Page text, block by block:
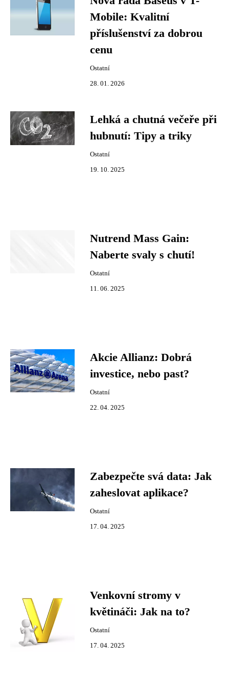
Mobile: Kvalitní
příslušenství za dobrou
cenu
Ostatní
28. 01. 2026
Lehká a chutná večeře při
hubnutí: Tipy a triky
Ostatní
19. 10. 2025
Nutrend Mass Gain:
Naberte svaly s chutí!
Ostatní
11. 06. 2025
Akcie Allianz: Dobrá
investice, nebo past?
Ostatní
22. 04. 2025
Zabezpečte svá data: Jak
zaheslovat aplikace?
Ostatní
17. 04. 2025
Venkovní stromy v
květináči: Jak na to?
Ostatní
17. 04. 2025